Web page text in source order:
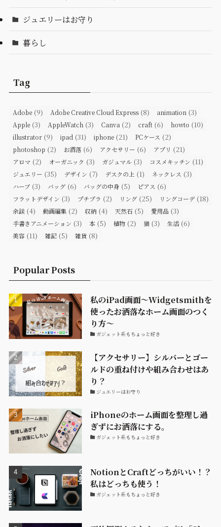
ジュエリーはお守り
暮らし
Tag
Adobe (9) Adobe Creative Cloud Express (8) animation (3)
Apple (3) AppleWatch (3) Canva (2) craft (6) howto (10)
illustrator (9) ipad (31) iphone (21) PCケース (2)
photoshop (2) お洒落 (6) アクセサリー (6) アプリ (21)
アロマ (2) オーガニック (3) ガジュマル (3) コスメキッチン (11)
ジュエリー (35) デザイン (7) デスクの上 (1) ネックレス (3)
ハーブ (3) バッグ (6) バッグの中身 (5) ピアス (6)
フラットデザイン (3) プチプラ (2) リング (25) リングコーデ (18)
余談 (4) 動画編集 (2) 収納 (4) 天然石 (5) 愛用品 (3)
手書きアニメーション (3) 本 (5) 植物 (2) 猫 (3) 生活 (6)
美容 (11) 雑記 (5) 雑貨 (8)
Popular Posts
私のiPad画面〜Widgetsmithを
使ったお洒落なホーム画面のつく
り方〜
ガジェット系もちょっと好き
【アクセサリー】シルバーとゴー
ルドの重ね付けや組み合わせはあ
り？
ジュエリーはお守り
iPhoneのホーム画面を整理し過
ぎずにお洒落にする。
ガジェット系もちょっと好き
NotionとCraftどっちがいい！？
私はどっちも使う！
ガジェット系もちょっと好き